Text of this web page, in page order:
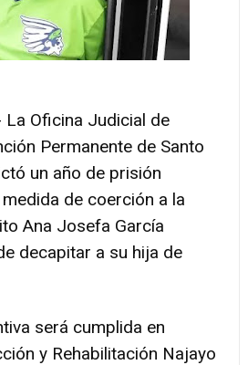
La Oficina Judicial de
Permanente de Santo
un año de prisión
de coerción a la
Ana Josefa García
decapitar a su hija de
será cumplida en
y Rehabilitación Najayo